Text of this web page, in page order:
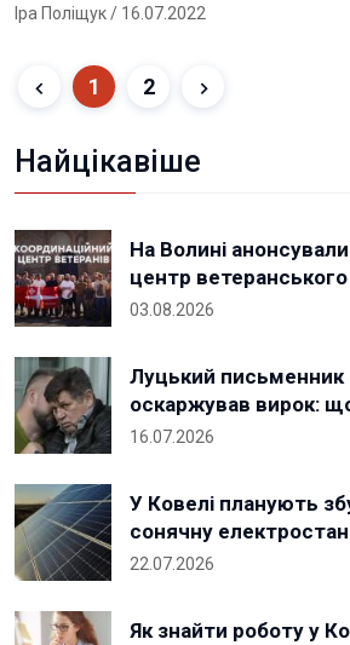
Іра Поліщук/ 16.07.2022
1 2
Найцікавіше
На Волині
центр
03.08.2026
Луцький письменник
оскаржував вирок:
16.07.2026
У Ковелі планують
сонячну
22.07.2026
Як знайти роботу у